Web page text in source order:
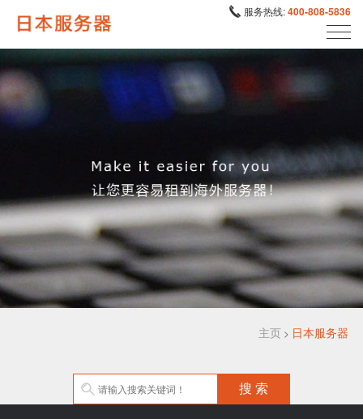
服务热线:400-808-5836
主页 > 日本服务器